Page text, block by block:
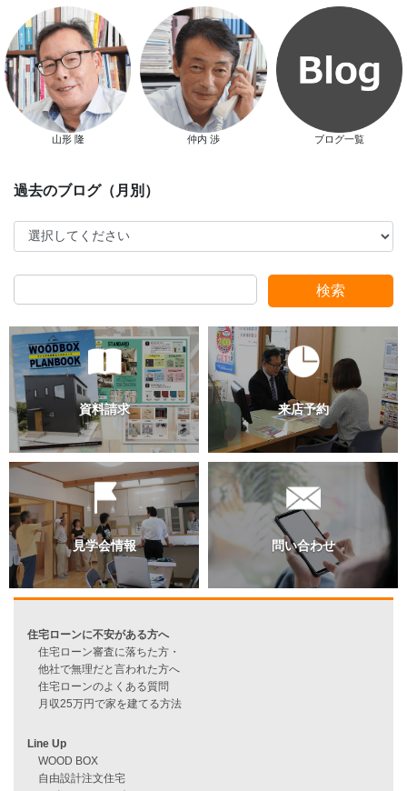
新春特別キャンペーン
スタッフ別ブログ
山形 隆 仲内 渉 ブログ一覧
過去のブログ（月別）
検索